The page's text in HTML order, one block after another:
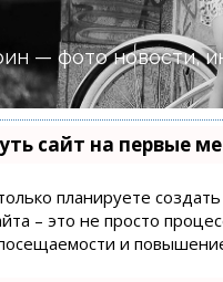
— фото новости,
сайт на первые
планируете
– это не просто
и